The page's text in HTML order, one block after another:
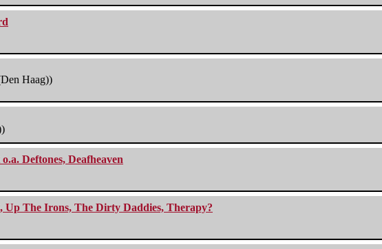
Haag))
Deftones, Deafheaven
Up The Irons, The Dirty Daddies, Therapy?